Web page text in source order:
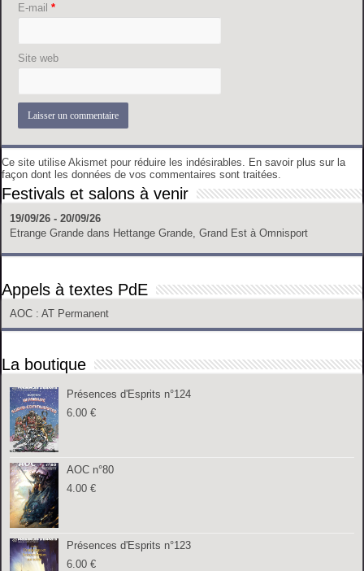
E-mail*
Site web
Ce site utilise Akismet pour réduire les indésirables.
En savoir plus sur la
façon dont les données de vos commentaires sont traitées
Festivals et salons à venir
19/09/26 - 20/09/26
Etrange Grande dans Hettange Grande, Grand Est à Omnisport
Appels à textes PdE
AOC : AT Permanent
La boutique
Présences d'Esprits n°124
6.00€
AOC n°80
4.00€
Présences d'Esprits n°123
6.00€